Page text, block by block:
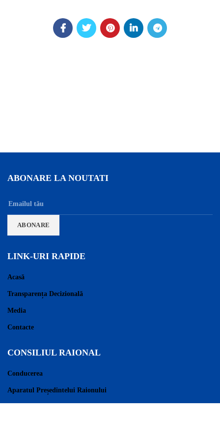
ABONARE LA NOUTATI
LINK-URI RAPIDE
Acasă
Transparența Decizională
Media
Contacte
CONSILIUL RAIONAL
Conducerea
Aparatul Președintelui Raionului